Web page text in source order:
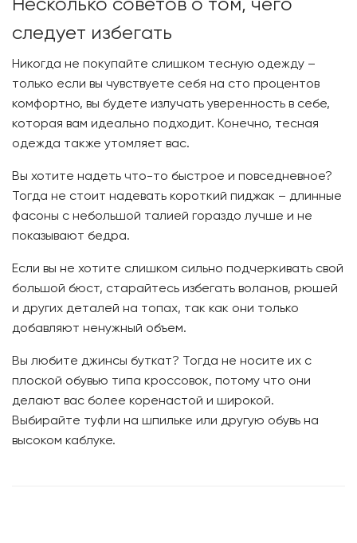
следует избегать
Никогда не покупайте слишком тесную одежду –
только если вы чувствуете себя на сто процентов
комфортно, вы будете излучать уверенность в себе,
которая вам идеально подходит. Конечно, тесная
одежда также утомляет вас.
Вы хотите надеть что-то быстрое и повседневное?
Тогда не стоит надевать короткий пиджак – длинные
фасоны с небольшой талией гораздо лучше и не
показывают бедра.
Если вы не хотите слишком сильно подчеркивать свой
большой бюст, старайтесь избегать воланов, рюшей
и других деталей на топах, так как они только
добавляют ненужный объем.
Вы любите джинсы буткат? Тогда не носите их с
плоской обувью типа кроссовок, потому что они
делают вас более коренастой и широкой.
Выбирайте туфли на шпильке или другую обувь на
высоком каблуке.